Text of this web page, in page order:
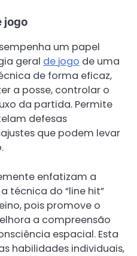
jogo
um papel
geral de jogo de uma
de forma eficaz,
a posse, controlar o
da partida. Permite
defesas
que podem levar
enfatizam a
técnica do “line hit”
pois promove o
a compreensão
espacial. Esta
habilidades individuais,